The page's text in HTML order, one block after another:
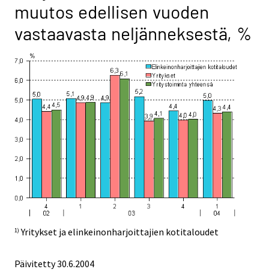
muutos edellisen vuoden
vastaavasta neljänneksestä, %
1) Yritykset ja elinkeinonharjoittajien kotitaloudet
Päivitetty30.6.2004